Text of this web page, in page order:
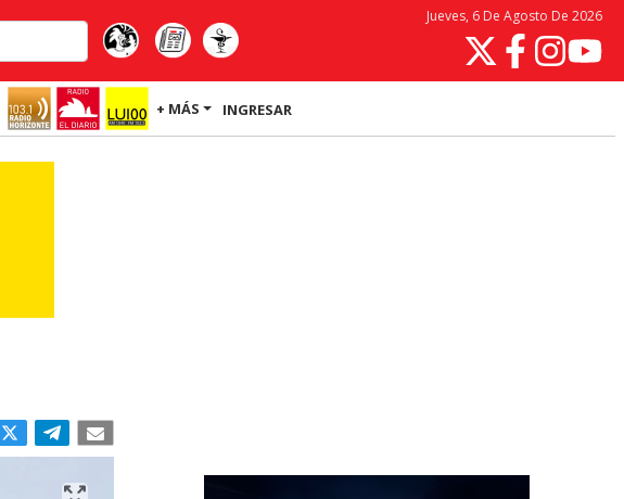
Jueves, 6 De Agosto De 2026
+ MÁS INGRESAR